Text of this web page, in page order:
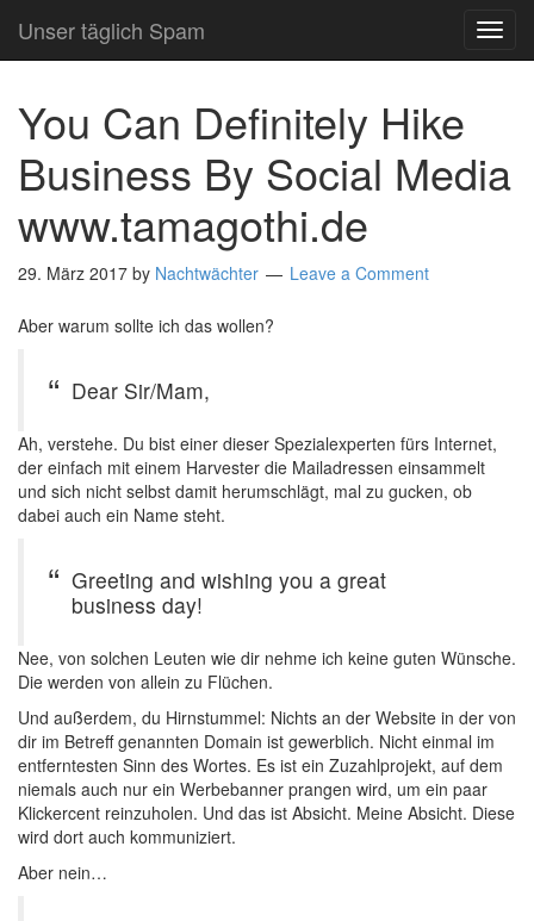
Unser täglich Spam
You Can Definitely Hike
Business By Social Media
www.tamagothi.de
29. März 2017 by Nachtwächter Leave a Comment
Aber warum sollte ich das wollen?
Dear Sir/Mam,
Ah, verstehe. Du bist einer dieser Spezialexperten fürs Internet,
der einfach mit einem Harvester die Mailadressen einsammelt
und sich nicht selbst damit herumschlägt, mal zu gucken, ob
dabei auch ein Name steht.
Greeting and wishing you a great
business day!
Nee, von solchen Leuten wie dir nehme ich keine guten Wünsche.
Die werden von allein zu Flüchen.
Und außerdem, du Hirnstummel: Nichts an der Website in der von
dir im Betreff genannten Domain ist gewerblich. Nicht einmal im
entferntesten Sinn des Wortes. Es ist ein Zuzahlprojekt, auf dem
niemals auch nur ein Werbebanner prangen wird, um ein paar
Klickercent reinzuholen. Und das ist Absicht. Meine Absicht. Diese
wird dort auch kommuniziert.
Aber nein…